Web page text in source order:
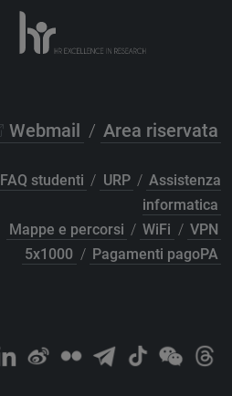
Webmail / Area riservata
FAQ studenti / URP / Assistenza
informatica
Mappe e percorsi / WiFi / VPN
5x1000 / Pagamenti pagoPA